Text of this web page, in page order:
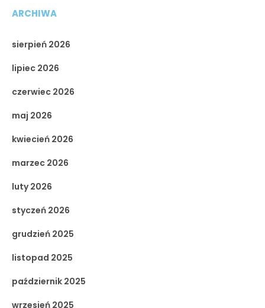
ARCHIWA
sierpień 2026
lipiec 2026
czerwiec 2026
maj 2026
kwiecień 2026
marzec 2026
luty 2026
styczeń 2026
grudzień 2025
listopad 2025
październik 2025
wrzesień 2025